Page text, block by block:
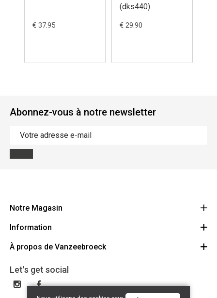
€ 37.95
(dks440)
€ 29.90
Abonnez-vous à notre newsletter
Notre Magasin
Vanzeebroeck Motors
1600 Sint-Pieters-Leeuw
023316022
Information
Annulation Commande
Conditions générales
À propos de Vanzeebroeck
Cheque Cadeau
Échange et Retours
Let's get social